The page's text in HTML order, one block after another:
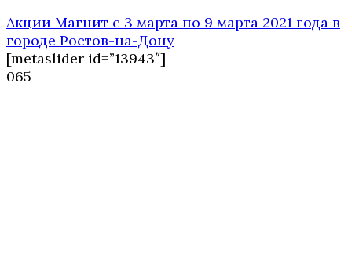
Акции Магнит с 3 марта по 9 марта 2021 года в
городе Ростов-на-Дону
[metaslider id=”13943″]
065